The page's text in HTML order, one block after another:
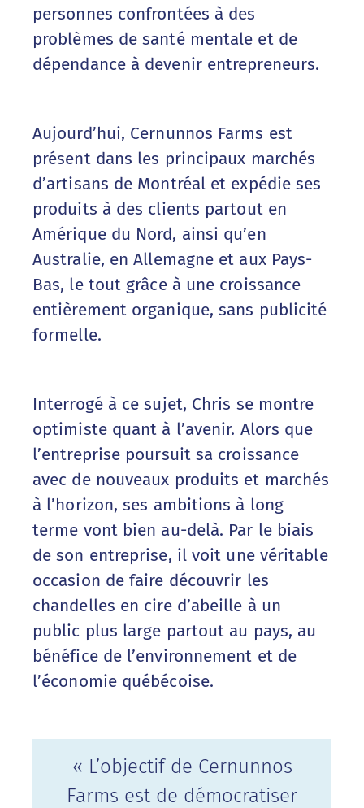
personnes confrontées à des
problèmes de santé mentale et de
dépendance à devenir entrepreneurs.
Aujourd’hui, Cernunnos Farms est
présent dans les principaux marchés
d’artisans de Montréal et expédie ses
produits à des clients partout en
Amérique du Nord, ainsi qu’en
Australie, en Allemagne et aux Pays-
Bas, le tout grâce à une croissance
entièrement organique, sans publicité
formelle.
Interrogé à ce sujet, Chris se montre
optimiste quant à l’avenir. Alors que
l’entreprise poursuit sa croissance
avec de nouveaux produits et marchés
à l’horizon, ses ambitions à long
terme vont bien au-delà. Par le biais
de son entreprise, il voit une véritable
occasion de faire découvrir les
chandelles en cire d’abeille à un
public plus large partout au pays, au
bénéfice de l’environnement et de
l’économie québécoise.
« L’objectif de Cernunnos
Farms est de démocratiser